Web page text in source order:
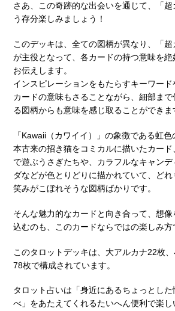
さあ、この奇跡的な出会いを通じて、「
う存分楽しみましょう！
このデッキは、全ての図柄が異なり、「
が主役となって、各カードの持つ意味を
お伝えします。
インスピレーションをもたらすキーワー
カードの意味もさることながら、細部ま
る図柄からも意味を感じ取ることができま
「Kawaii（カワイイ）」の象徴である虹
本古来の招き猫をコミカルに描いたカー
で遊ぶうさぎたちや、カラフルなキャン
ダなどが色とりどりに描かれていて、ど
笑みがこぼれそうな図柄ばかりです。
そんな魅力的なカードと向き合って、想像
込むのも、このカードならではの楽しみ方
このタロットデッキは、大アルカナ22枚
78枚で構成されています。
タロット占いは「身近にあるちょっとし
べ」をあたえてくれるたいへん便利で楽